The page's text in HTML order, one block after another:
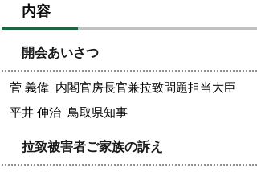
内容
開会あいさつ
菅 義偉 内閣官房長官兼拉致問題担当大臣
平井 伸治 鳥取県知事
拉致被害者ご家族の訴え